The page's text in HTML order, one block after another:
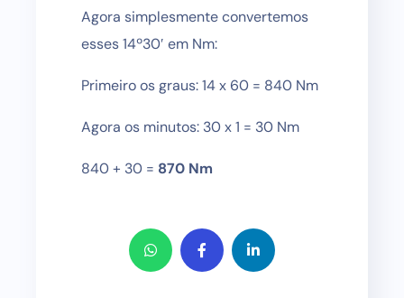
Agora simplesmente convertemos
esses 14º30′ em Nm:
Primeiro os graus: 14 x 60 = 840 Nm
Agora os minutos: 30 x 1 = 30 Nm
840 + 30 = 870 Nm